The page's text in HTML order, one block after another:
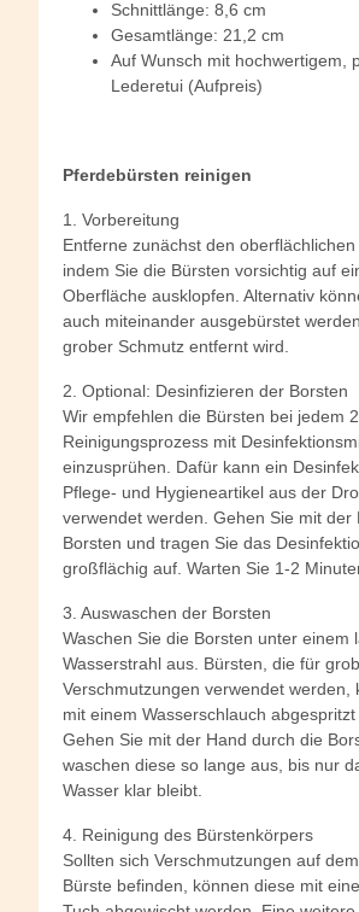
Schnittlänge: 8,6 cm
Gesamtlänge: 21,2 cm
Auf Wunsch mit hochwertigem,
Lederetui (Aufpreis)
Pferdebürsten reinigen
1. Vorbereitung
Entferne zunächst den oberflächlichen
indem Sie die Bürsten vorsichtig auf
Oberfläche ausklopfen. Alternativ
auch miteinander ausgebürstet
grober Schmutz entfernt wird.
2. Optional: Desinfizieren der Borsten
Wir empfehlen die Bürsten bei jedem
Reinigungsprozess mit
einzusprühen. Dafür kann ein
Pflege- und Hygieneartikel aus der
verwendet werden. Gehen Sie mit der
Borsten und tragen Sie das
großflächig auf. Warten Sie 1-2
3. Auswaschen der Borsten
Waschen Sie die Borsten unter einem
Wasserstrahl aus. Bürsten, die für
Verschmutzungen verwendet werden,
mit einem Wasserschlauch abgespritzt
Gehen Sie mit der Hand durch die
waschen diese so lange aus, bis nur
Wasser klar bleibt.
4. Reinigung des Bürstenkörpers
Sollten sich Verschmutzungen auf
Bürste befinden, können diese mit